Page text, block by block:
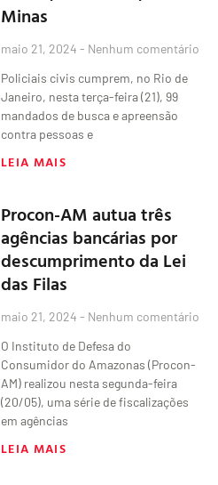
Minas
maio 21, 2024 Nenhum comentário
Policiais civis cumprem, no Rio de
Janeiro, nesta terça-feira (21), 99
mandados de busca e apreensão
contra pessoas e
LEIA MAIS
Procon-AM autua três
agências bancárias por
descumprimento da Lei
das Filas
maio 21, 2024 Nenhum comentário
O Instituto de Defesa do
Consumidor do Amazonas (Procon-
AM) realizou nesta segunda-feira
(20/05), uma série de fiscalizações
em agências
LEIA MAIS